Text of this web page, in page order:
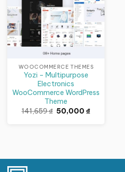
WOOCOMMERCE THEMES
Yozi – Multipurpose
Electronics
WooCommerce WordPress
Theme
141,659₫ Giá
gốc
50,000₫Giá